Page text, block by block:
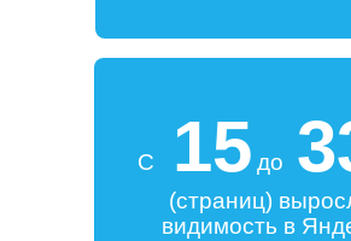
С
до
(страниц)
видимость в
15